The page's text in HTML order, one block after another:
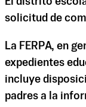
solicitud de
La FERPA, en
expedientes
incluye
padres a la